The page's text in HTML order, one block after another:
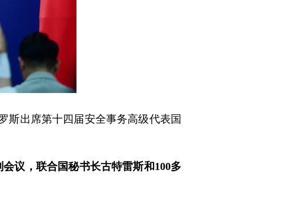
斯出席第十四届安全事务高级代表国
议，联合国秘书长古特雷斯和100多